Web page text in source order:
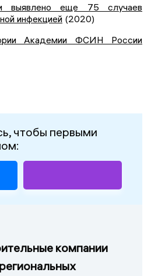
выявлено еще 75 случаев
инфекцией (2020)
Академии ФСИН России
чтобы первыми
компании